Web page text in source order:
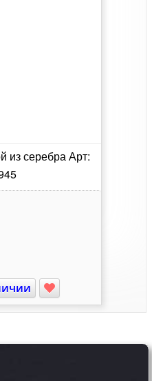
из серебра Арт: